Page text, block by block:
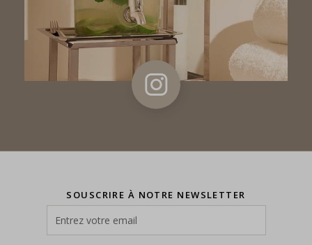
SOUSCRIRE À NOTRE NEWSLETTER